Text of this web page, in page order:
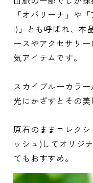
「オパリーナ」や
l)」とも呼ばれ、本
ースやアクセサリ
気アイテムです。
スカイブルーカラ
光にかざすとその美
原石のままコレク
ッシュ)してオリジ
てもおすすめ。